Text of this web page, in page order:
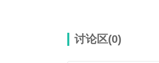
讨论区(0)